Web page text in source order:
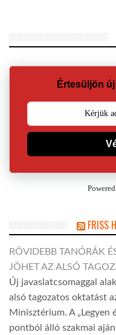
Értesüljön
FRISS
RÖVIDEBB TANÓRÁK
JÖHET AZ ALSÓ
Új javaslatcsomaggal
alsó tagozatos oktatást
Minisztérium. A „Legyen
pontból álló szakmai